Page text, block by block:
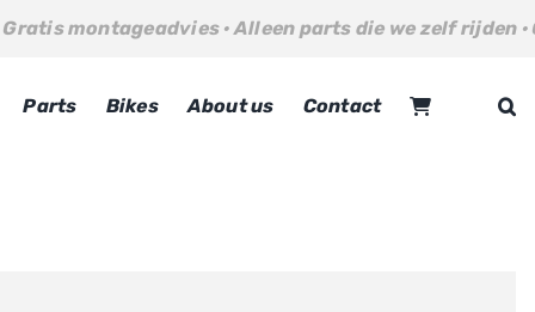
Alleen parts die we zelf rijden · Gratis
Parts Bikes About us Contact